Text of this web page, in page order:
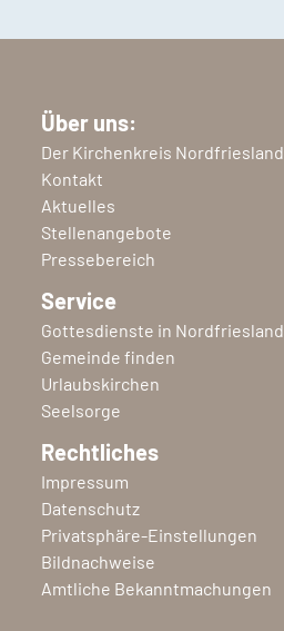
Über uns:
Der Kirchenkreis Nordfriesland
Kontakt
Aktuelles
Stellenangebote
Pressebereich
Service
Gottesdienste in Nordfriesland
Gemeinde finden
Urlaubskirchen
Seelsorge
Rechtliches
Impressum
Datenschutz
Privatsphäre-Einstellungen
Bildnachweise
Amtliche Bekanntmachungen